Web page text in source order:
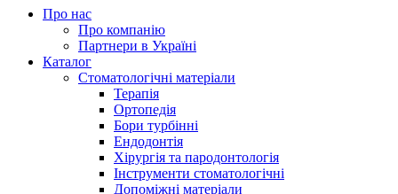
Про нас
Про компанію
Партнери в Україні
Каталог
Стоматологічні матеріали
Терапія
Ортопедія
Бори турбінні
Ендодонтія
Хірургія та пародонтологія
Інструменти стоматологічні
Допоміжні матеріали